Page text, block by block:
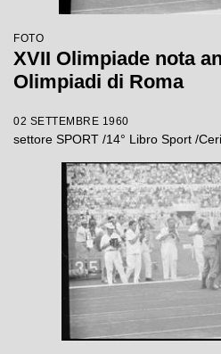
FOTO
XVII Olimpiade nota
Olimpiadi di Roma
02 SETTEMBRE 1960
settore SPORT /14° Libro Sport /